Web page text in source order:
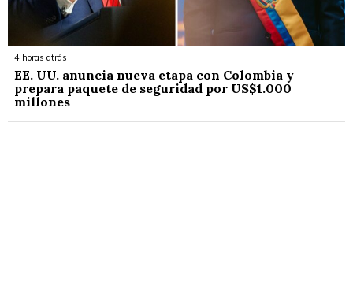
4 horas atrás
EE. UU. anuncia nueva etapa con Colombia y
prepara paquete de seguridad por US$1.000
millones